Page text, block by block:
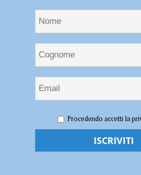
le sterpaglie a lato strada, vento e siccità
intervento dei vigili del fuoco
Fiamme tra le sterpaglie
Procedendo accetti la